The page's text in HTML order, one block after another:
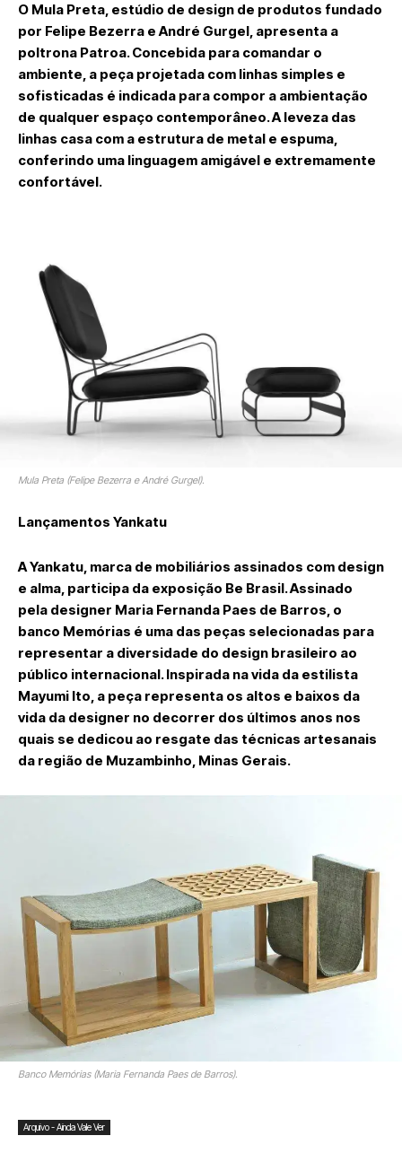
O Mula Preta, estúdio de design de produtos fundado
por Felipe Bezerra e André Gurgel, apresenta a
poltrona Patroa. Concebida para comandar o
ambiente, a peça projetada com linhas simples e
sofisticadas é indicada para compor a ambientação
de qualquer espaço contemporâneo. A leveza das
linhas casa com a estrutura de metal e espuma,
conferindo uma linguagem amigável e extremamente
confortável.
Mula Preta (Felipe Bezerra e André Gurgel).
Lançamentos Yankatu
A Yankatu, marca de mobiliários assinados com design
e alma, participa da exposição Be Brasil. Assinado
pela designer Maria Fernanda Paes de Barros, o
banco Memórias é uma das peças selecionadas para
representar a diversidade do design brasileiro ao
público internacional. Inspirada na vida da estilista
Mayumi Ito, a peça representa os altos e baixos da
vida da designer no decorrer dos últimos anos nos
quais se dedicou ao resgate das técnicas artesanais
da região de Muzambinho, Minas Gerais.
Banco Memórias (Maria Fernanda Paes de Barros).
Arquivo - Ainda Vale Ver